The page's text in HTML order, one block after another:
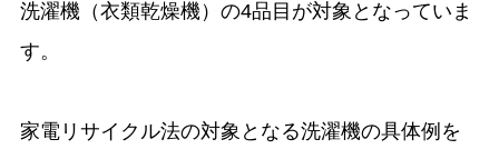
洗濯機（衣類乾燥機）の4品目が対象となっていま
す。
家電リサイクル法の対象となる洗濯機の具体例を